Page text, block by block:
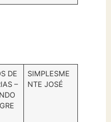
DE
–
SIMPLESME
NTE JOSÉ